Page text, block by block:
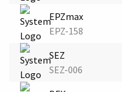
EPZmax
EPZ-158
SEZ
SEZ-006